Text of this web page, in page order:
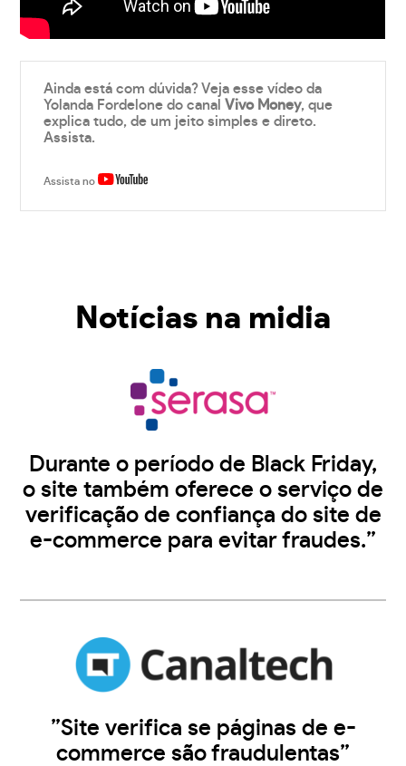
Ainda está com dúvida? Veja esse vídeo da
Yolanda Fordelone do canalVivo Money, que
explica tudo, de um jeito simples e direto.
Assista.
Assista no
Notícias na midia
Durante o período de Black Friday,
o site também oferece o serviço de
verificação de confiança do site de
e-commerce para evitar fraudes.”
”Site verifica se páginas de e-
commerce são fraudulentas”